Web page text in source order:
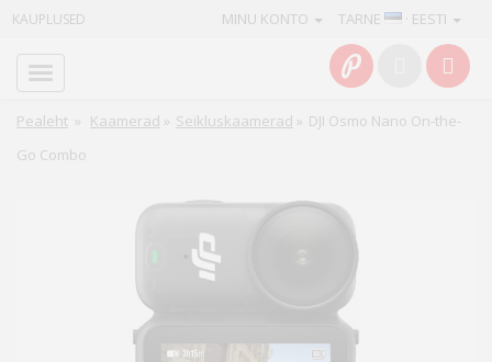
KAUPLUSED TARNE · EESTI
MINU KONTO
Pealeht » Kaamerad » Seikluskaamerad » DJI Osmo Nano On-the-
Go Combo
Info
Teenused